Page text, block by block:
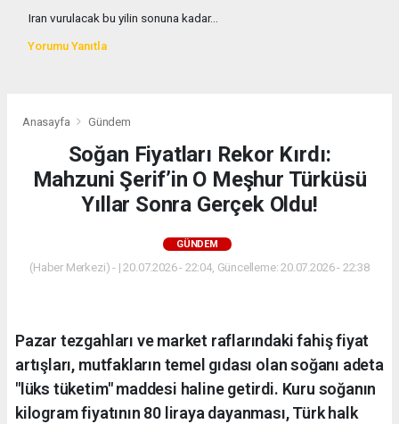
Iran vurulacak bu yilin sonuna kadar...
Yorumu Yanıtla
Anasayfa Gündem
Soğan Fiyatları Rekor Kırdı:
Mahzuni Şerif’in O Meşhur Türküsü
Yıllar Sonra Gerçek Oldu!
GÜNDEM
(Haber Merkezi) - | 20.07.2026 - 22:04, Güncelleme: 20.07.2026 - 22:38
Pazar tezgahları ve market raflarındaki fahiş fiyat
artışları, mutfakların temel gıdası olan soğanı adeta
"lüks tüketim" maddesi haline getirdi. Kuru soğanın
kilogram fiyatının 80 liraya dayanması, Türk halk